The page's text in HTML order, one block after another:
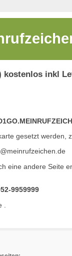
inkl
gesetzt werden,
eine andere Seite
9959999